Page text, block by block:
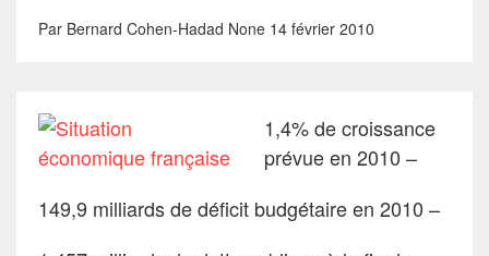
Par Bernard Cohen-Hadad None 14 février 2010
1,4% de croissance
prévue en 2010 –
149,9 milliards de déficit budgétaire en 2010 –